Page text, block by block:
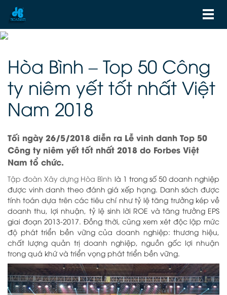
Hòa Bình – Top 50 Công
ty niêm yết tốt nhất Việt
Nam 2018
Tối ngày 26/5/2018 diễn ra Lễ vinh danh Top 50
Công ty niêm yết tốt nhất 2018 do Forbes Việt
Nam tổ chức.
Tập đoàn Xây dựng Hòa Bình là 1 trong số 50 doanh nghiệp
được vinh danh theo đánh giá xếp hạng. Danh sách được
tính toán dựa trên các tiêu chí như tỷ lệ tăng trưởng kép về
doanh thu, lợi nhuận, tỷ lệ sinh lời ROE và tăng trưởng EPS
giai đoạn 2013-2017. Đồng thời, cũng xem xét độc lập mức
độ phát triển bền vững của doanh nghiệp: thương hiệu,
chất lượng quản trị doanh nghiệp, nguồn gốc lợi nhuận
trong quá khứ và triển vọng phát triển bền vững.